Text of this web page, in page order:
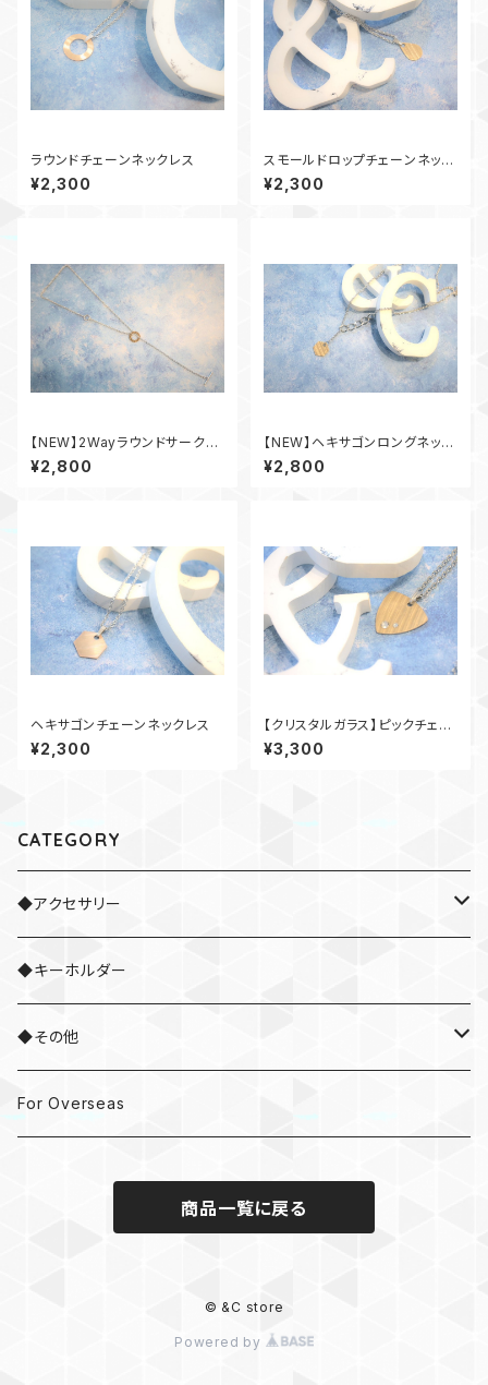
ラウンドチェーンネックレス
¥2,300
スモールドロップチェーンネック
レス
¥2,300
【NEW】2Wayラウンドサークル
ネックレス
¥2,800
【NEW】ヘキサゴンロングネック
レス
¥2,800
ヘキサゴンチェーンネックレス
¥2,300
【クリスタルガラス】ピックチェー
ンネックレス
¥3,300
CATEGORY
◆アクセサリー
・ネックレス
・ブレスレット
・ネクタイピン
◆キーホルダー
◆その他
・ドラムスティック
For Overseas
商品一覧に戻る
© &C store
Powered by